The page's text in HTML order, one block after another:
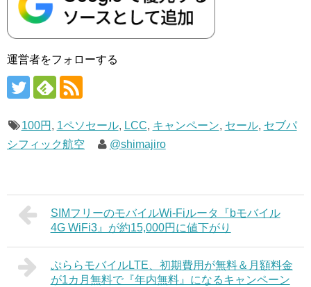
運営者をフォローする
100円 , 1ペソセール, LCC, キャンペーン, セール, セブパ
シフィック航空
@shimajiro
SIMフリーのモバイルWi-Fiルータ『bモバイル
4G WiFi3』が約15,000円に値下がり
ぷららモバイルLTE、初期費用が無料＆月額料金
が1カ月無料で『年内無料』になるキャンペーン